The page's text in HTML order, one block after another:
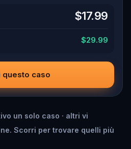
$17.99
$29.99
questo caso
un solo caso · altri vi
Scorri per trovare quelli più